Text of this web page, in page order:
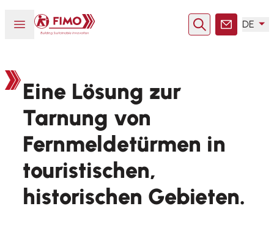
Menü öffnen oder schließen
Zurück zur Startseite
SucheKontakt
DE
Eine Lösung zur
Tarnung von
Fernmeldetürmen in
touristischen,
historischen Gebieten.